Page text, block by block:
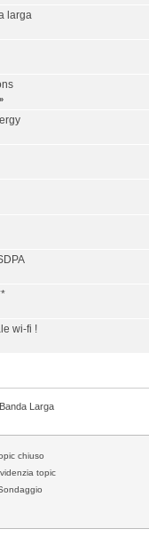
larga
»
wi-fi !
Banda Larga
chiuso
topic